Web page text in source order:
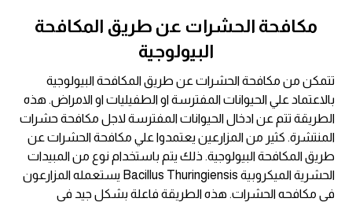
مكافحة الحشرات عن طريق المكافحة
البيولوجية
تتمكن من مكافحة الحشرات عن طريق المكافحة البيولوجية
بالاعتماد علي الحيوانات المفترسة او الطفيليات او الامراض. هذه
الطريقة تتم عن ادخال الحيوانات المفترسة لاجل مكافحة حشرات
المنتشرة. كثير من المزارعين يعتمدوا علي مكافحة الحشرات عن
طريق المكافحة البيولوجية. ذلك يتم باستخدام نوع من المبيدات
الحشرية الميكروبية Bacillus Thuringiensis يستعمله المزارعون
في مكافحه الحشرات. هذه الطريقة فاعلة بشكل جيد في